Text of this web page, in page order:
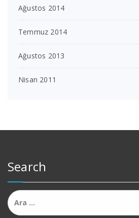
Ağustos 2014
Temmuz 2014
Ağustos 2013
Nisan 2011
Search
Arama: